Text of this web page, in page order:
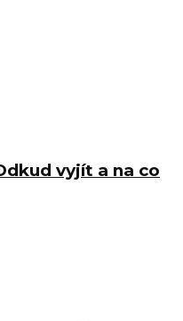
vyjít a na co